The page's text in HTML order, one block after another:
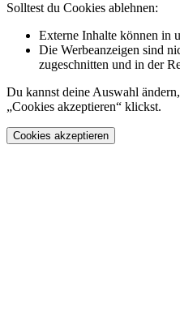
Solltest du Cookies ablehnen:
Externe Inhalte können in
Die Werbeanzeigen sind
zugeschnitten und in der
Du kannst deine Auswahl
„Cookies akzeptieren“ klickst.
Cookies akzeptieren